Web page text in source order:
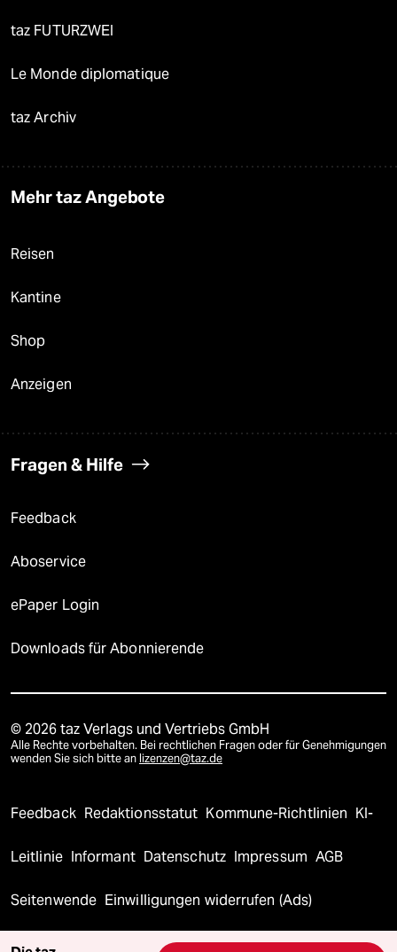
taz FUTURZWEI
Le Monde diplomatique
taz Archiv
Mehr taz Angebote
Reisen
Kantine
Shop
Anzeigen
Fragen & Hilfe
Feedback
Aboservice
ePaper Login
Downloads für Abonnierende
© 2026 taz Verlags und Vertriebs GmbH
Alle Rechte vorbehalten. Bei rechtlichen Fragen oder für Genehmigungen
wenden Sie sich bitte an lizenzen@taz.de
Feedback Redaktionsstatut Kommune-Richtlinien KI-
Leitlinie Informant Datenschutz Impressum AGB
Seitenwende Einwilligungen widerrufen (Ads)